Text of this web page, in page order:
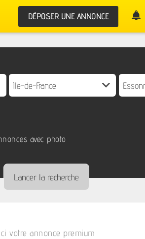
DÉPOSER UNE ANNONCE
avec photo
votre annonce premium